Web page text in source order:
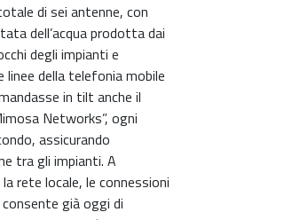
di sei antenne, con
dell’acqua prodotta dai
degli impianti e
linee della telefonia mobile
in tilt anche il
Networks”, ogni
assicurando
tra gli impianti. A
rete locale, le connessioni
già oggi di